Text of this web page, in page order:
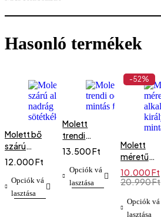
Hasonló termékek
Molett bő
szárú
alkalmi
sötétkék
12.000Ft
Opciók vá
lasztása
Molett
trendi
ocelot
felső
13.500Ft
Opciók vá
lasztása
-52%
Molett
méretű
alkalmi ruha
királykék-
20.990Ft
Original
was:
20.990 Ft.
10.000Ft
Current
10.000 Ft.
Opciók vá
lasztása